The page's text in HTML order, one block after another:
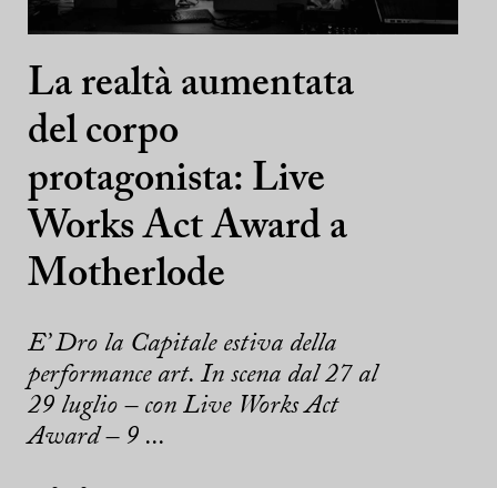
La realtà aumentata
del corpo
protagonista: Live
Works Act Award a
Motherlode
E’ Dro la Capitale estiva della
performance art. In scena dal 27 al
29 luglio – con Live Works Act
Award – 9 ...